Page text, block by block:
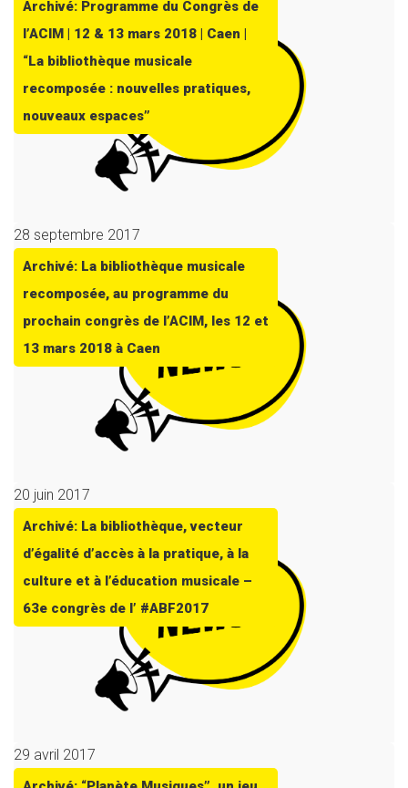
Archivé: Programme du Congrès de
l’ACIM | 12 & 13 mars 2018 | Caen |
“La bibliothèque musicale
recomposée : nouvelles pratiques,
nouveaux espaces”
28 septembre 2017
Archivé: La bibliothèque musicale
recomposée, au programme du
prochain congrès de l’ACIM, les 12 et
13 mars 2018 à Caen
20 juin 2017
Archivé: La bibliothèque, vecteur
d’égalité d’accès à la pratique, à la
culture et à l’éducation musicale –
63e congrès de l’ #ABF2017
29 avril 2017